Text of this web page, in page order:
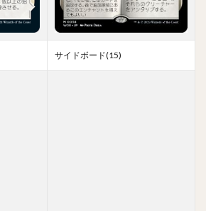
サイドボード(15)